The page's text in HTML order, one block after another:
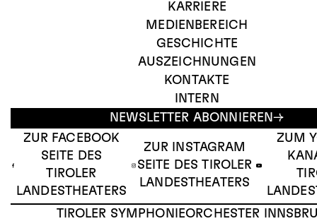
KARRIERE
MEDIENBEREICH
GESCHICHTE
AUSZEICHNUNGEN
KONTAKTE
INTERN
NEWSLETTER ABONNIEREN
ZUR FACEBOOK
SEITE DES
TIROLER
LANDESTHEATERS
ZUR INSTAGRAM
SEITE DES TIROLER
LANDESTHEATERS
ZUM
TIROLER SYMPHONIEORCHESTER